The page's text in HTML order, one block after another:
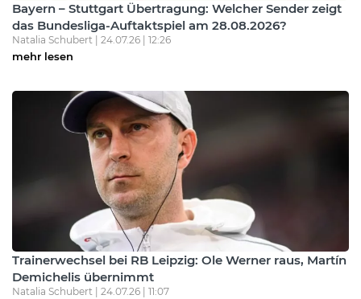
Bayern – Stuttgart Übertragung: Welcher Sender zeigt
das Bundesliga-Auftaktspiel am 28.08.2026?
Natalia Schubert | 24.07.26 | 12:26
mehr lesen
Trainerwechsel bei RB Leipzig: Ole Werner raus, Martín
Demichelis übernimmt
Natalia Schubert | 24.07.26 | 11:07